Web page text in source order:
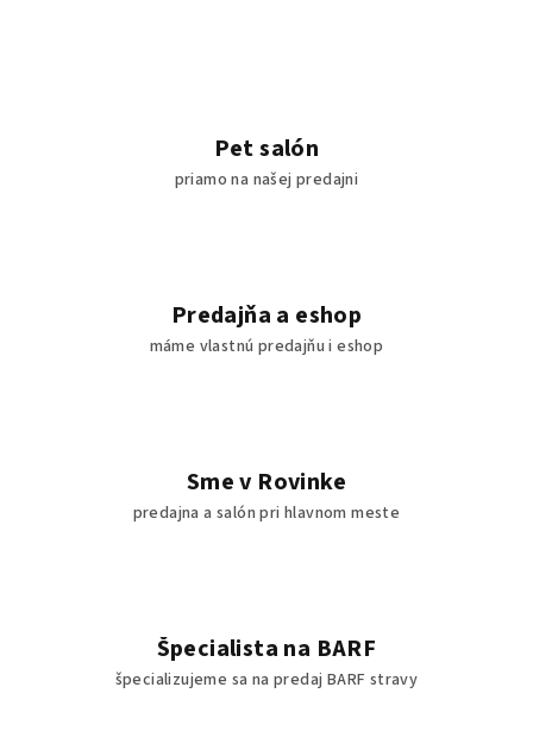
Pet salón
priamo na našej predajni
Predajňa a eshop
máme vlastnú predajňu i eshop
Sme v Rovinke
predajna a salón pri hlavnom meste
Špecialista na BARF
špecializujeme sa na predaj BARF stravy